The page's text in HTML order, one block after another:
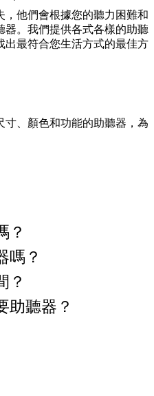
他們會根據您的聽力困難和
器。我們提供各式各樣的助聽
出最符合您生活方式的最佳方
寸、顏色和功能的助聽器，為
？
嗎？
？
助聽器？